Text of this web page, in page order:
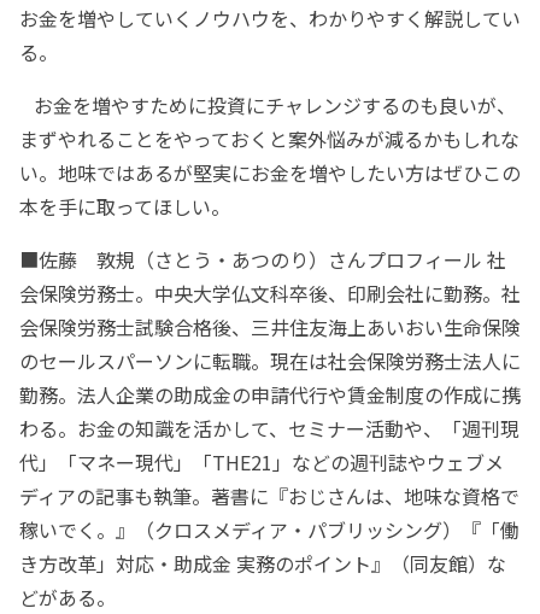
お金を増やしていくノウハウを、わかりやすく解説してい
る。
お金を増やすために投資にチャレンジするのも良いが、
まずやれることをやっておくと案外悩みが減るかもしれな
い。地味ではあるが堅実にお金を増やしたい方はぜひこの
本を手に取ってほしい。
■佐藤 敦規（さとう・あつのり）さんプロフィール 社
会保険労務士。中央大学仏文科卒後、印刷会社に勤務。社
会保険労務士試験合格後、三井住友海上あいおい生命保険
のセールスパーソンに転職。現在は社会保険労務士法人に
勤務。法人企業の助成金の申請代行や賃金制度の作成に携
わる。お金の知識を活かして、セミナー活動や、「週刊現
代」「マネー現代」「THE21」などの週刊誌やウェブメ
ディアの記事も執筆。著書に『おじさんは、地味な資格で
稼いでく。』（クロスメディア・パブリッシング）『「働
き方改革」対応・助成金 実務のポイント』（同友館）な
どがある。